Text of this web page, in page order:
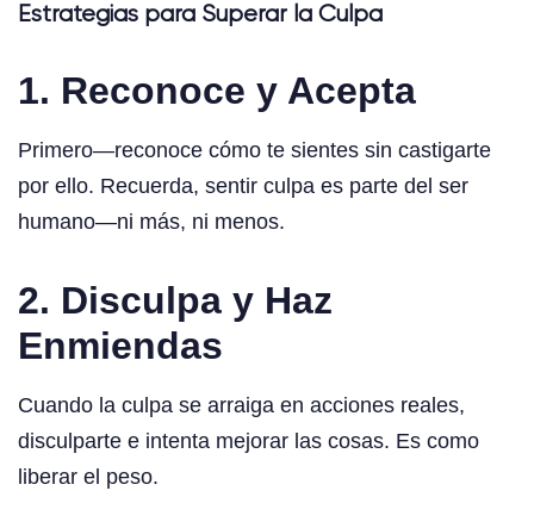
Estrategias para Superar la Culpa
1. Reconoce y Acepta
Primero—reconoce cómo te sientes sin castigarte
por ello. Recuerda, sentir culpa es parte del ser
humano—ni más, ni menos.
2. Disculpa y Haz
Enmiendas
Cuando la culpa se arraiga en acciones reales,
disculparte e intenta mejorar las cosas. Es como
liberar el peso.